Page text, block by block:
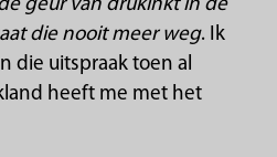
geur van drukinkt in de
die nooit meer weg. Ik
die uitspraak toen al
heeft me met het